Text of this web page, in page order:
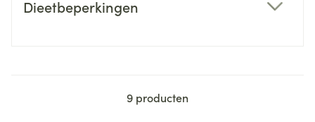
Dieetbeperkingen
9 producten